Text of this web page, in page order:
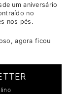
um aniversário
no
nos pés.
agora ficou